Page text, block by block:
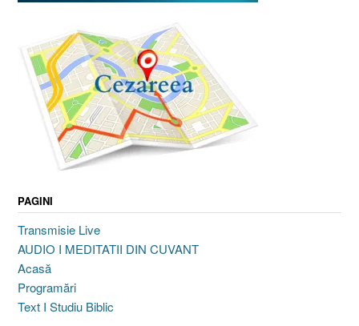
PAGINI
Transmisie Live
AUDIO I MEDITATII DIN CUVANT
Acasă
Programări
Text I Studiu Biblic